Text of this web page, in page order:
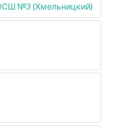
№3 (Хмельницкий)